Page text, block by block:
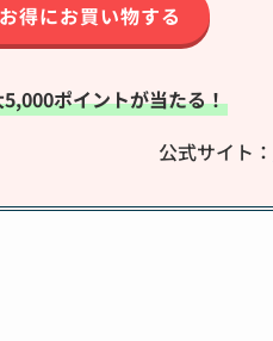
得にお買い物する
ポイントが当たる！
公式サイト：